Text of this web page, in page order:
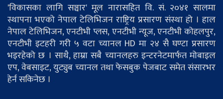
'विकासका लागि सञ्चार' मूल नारासहित वि. सं. २०४१ सालमा
स्थापना भएको नेपाल टेलिभिजन राष्ट्रिय प्रसारण संस्था हो । हाल
नेपाल टेलिभिजन, एनटीभी प्लस, एनटीभी न्यूज, एनटीभी कोहलपुर,
एनटीभी इटहरी गरी ५ वटा च्यानल HD मा २४ सै घण्टा प्रसारण
भइरहेको छ । साथै, हाम्रा सबै च्यानलहरु इन्टरनेटमार्फत मोबाइल
एप, वेबसाइट, युट्युब च्यानल तथा फेसबुक पेजबाट समेत संसारभर
हेर्न सकिनेछ ।